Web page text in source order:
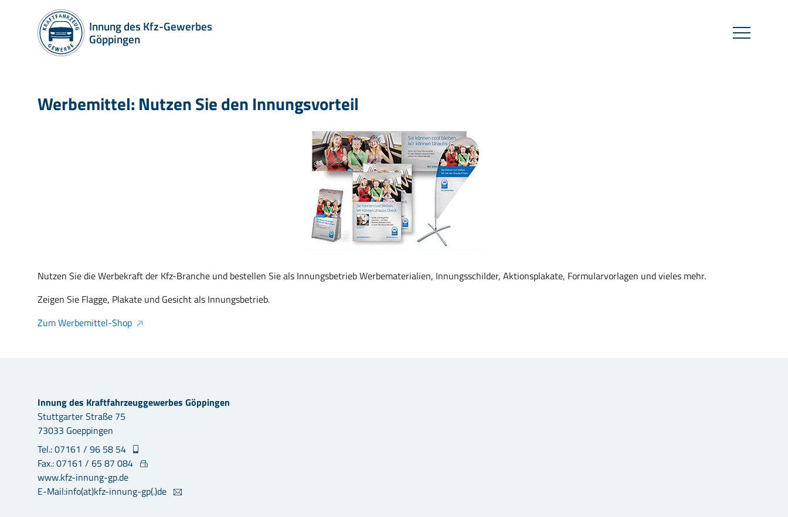
Innung des Kfz-Gewerbes
Göppingen
Werbemittel: Nutzen Sie den Innungsvorteil
Nutzen Sie die Werbekraft der Kfz-Branche und bestellen Sie als Innungsbetrieb Werbematerialien, Innungsschilder, Aktionsplakate, Formularvorlagen und vieles mehr.
Zeigen Sie Flagge, Plakate und Gesicht als Innungsbetrieb.
Zum Werbemittel-Shop
Innung des Kraftfahrzeuggewerbes Göppingen
Stuttgarter Straße 75
73033 Goeppingen
Tel.: 07161 / 96 58 54
Fax.: 07161 / 65 87 084
www.kfz-innung-gp.de
E-Mail:info(at)kfz-innung-gp(.)de